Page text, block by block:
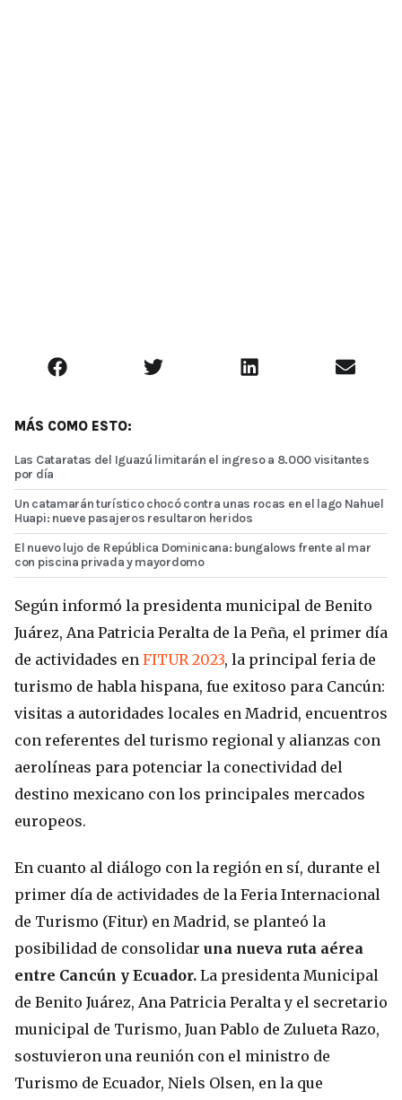
MÁS COMO ESTO:
Las Cataratas del Iguazú limitarán el ingreso a 8.000 visitantes
por día
Un catamarán turístico chocó contra unas rocas en el lago Nahuel
Huapi: nueve pasajeros resultaron heridos
El nuevo lujo de República Dominicana: bungalows frente al mar
con piscina privada y mayordomo
Según informó la presidenta municipal de Benito
Juárez, Ana Patricia Peralta de la Peña, el primer día
de actividades en FITUR 2023, la principal feria de
turismo de habla hispana, fue exitoso para Cancún:
visitas a autoridades locales en Madrid, encuentros
con referentes del turismo regional y alianzas con
aerolíneas para potenciar la conectividad del
destino mexicano con los principales mercados
europeos.
En cuanto al diálogo con la región en sí, durante el
primer día de actividades de la Feria Internacional
de Turismo (Fitur) en Madrid, se planteó la
posibilidad de consolidar una nueva ruta aérea
entre Cancún y Ecuador. La presidenta Municipal
de Benito Juárez, Ana Patricia Peralta y el secretario
municipal de Turismo, Juan Pablo de Zulueta Razo,
sostuvieron una reunión con el ministro de
Turismo de Ecuador, Niels Olsen, en la que